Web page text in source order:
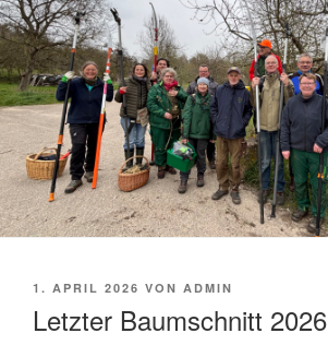
VERÖFFENTLICHT
1. APRIL 2026 VON ADMIN
Letzter Baumschnitt 2026